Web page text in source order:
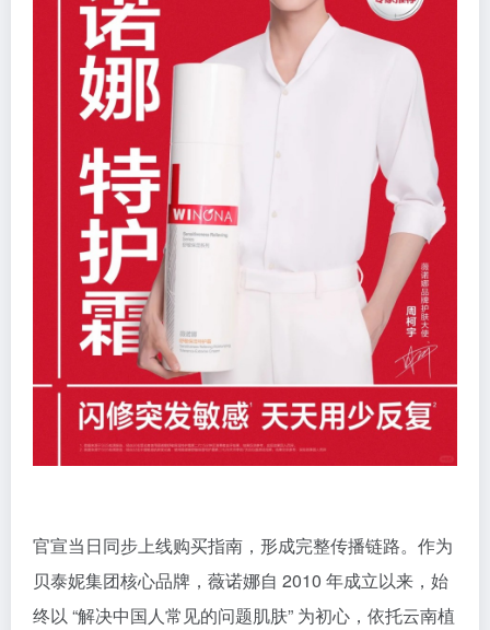
官宣当日同步上线购买指南，形成完整传播链路。作为
贝泰妮集团核心品牌，薇诺娜自 2010 年成立以来，始
终以 “解决中国人常见的问题肌肤” 为初心，依托云南植